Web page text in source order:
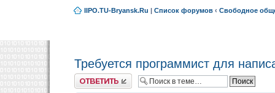
IIPO.TU-Bryansk.Ru | Список форумов ‹ Свободное
Требуется программист для
Ответить